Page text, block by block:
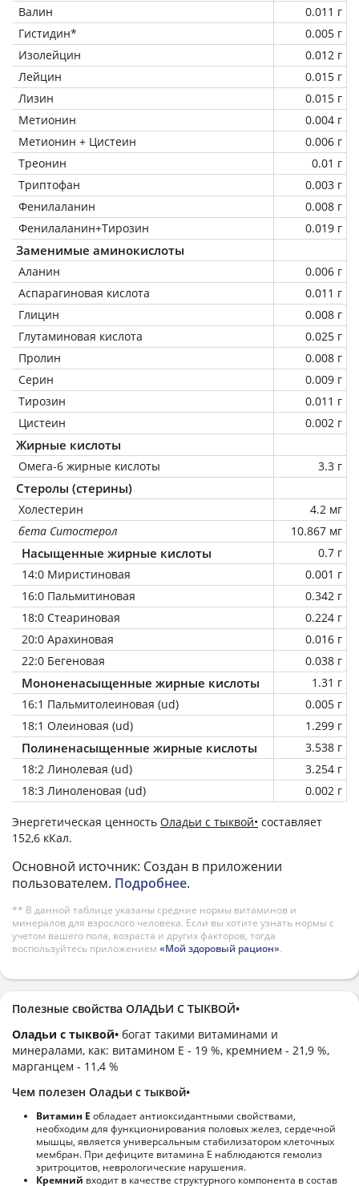
Валин
0.011 г
Гистидин*
0.005 г
Изолейцин
0.012 г
Лейцин
0.015 г
Лизин
0.015 г
Метионин
0.004 г
Метионин + Цистеин
0.006 г
Треонин
0.01 г
Триптофан
0.003 г
Фенилаланин
0.008 г
Фенилаланин+Тирозин
0.019 г
Заменимые аминокислоты
Аланин
0.006 г
Аспарагиновая кислота
0.011 г
Глицин
0.008 г
Глутаминовая кислота
0.025 г
Пролин
0.008 г
Серин
0.009 г
Тирозин
0.011 г
Цистеин
0.002 г
Жирные кислоты
Омега-6 жирные кислоты 3.3 г
Стеролы (стерины)
Холестерин
4.2 мг
бета Ситостерол
10.867 мг
Насыщенные жирные кислоты
0.7 г
14:0 Миристиновая
0.001 г
16:0 Пальмитиновая
0.342 г
18:0 Стеариновая
0.224 г
20:0 Арахиновая
0.016 г
22:0 Бегеновая
0.038 г
Мононенасыщенные жирные кислоты
1.31 г
16:1 Пальмитолеиновая (ud)
0.005 г
18:1 Олеиновая (ud)
1.299 г
Полиненасыщенные жирные кислоты
3.538 г
18:2 Линолевая (ud)
3.254 г
18:3 Линоленовая (ud)
0.002 г
Энергетическая ценность Оладьи с тыквой• составляет
152,6 кКал.
Основной источник: Создан в приложении
пользователем. Подробнее.
** В данной таблице указаны средние нормы витаминов и
минералов для взрослого человека. Если вы хотите узнать нормы с
учетом вашего пола, возраста и других факторов, тогда
воспользуйтесь приложением «Мой здоровый рацион».
Полезные свойства ОЛАДЬИ С ТЫКВОЙ•
Оладьи с тыквой• богат такими витаминами и
минералами, как: витамином E - 19 %, кремнием - 21,9 %,
марганцем - 11,4 %
Чем полезен Оладьи с тыквой•
Витамин Е обладает антиоксидантными свойствами,
необходим для функционирования половых желез, сердечной
мышцы, является универсальным стабилизатором клеточных
мембран. При дефиците витамина Е наблюдаются гемолиз
эритроцитов, неврологические нарушения.
Кремний входит в качестве структурного компонента в состав